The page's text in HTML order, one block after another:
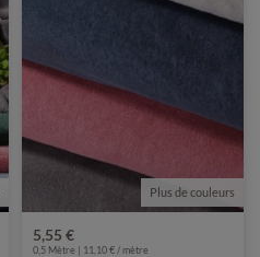
Plus de couleurs
5,55 €
0,5 Mètre | 11,10 € / mètre